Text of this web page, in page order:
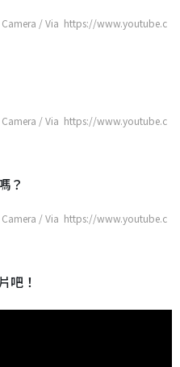
Camera / Via https://www.youtube.c
Camera / Via https://www.youtube.c
？
Camera / Via https://www.youtube.c
吧！